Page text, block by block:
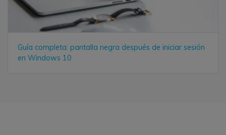
Guía completa: pantalla negra después de iniciar sesión
en Windows 10